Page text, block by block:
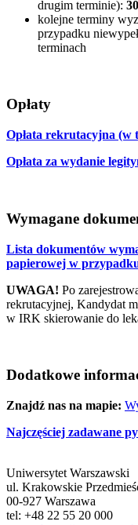
drugim terminie):
kolejne terminy
przypadku
terminach
Opłaty
Opłata rekrutacyjna (w
Opłata za wydanie
Wymagane
Lista dokumentów
papierowej w
UWAGA! Po
rekrutacyjnej, Kandydat
w IRK skierowanie do
Dodatkowe
Znajdź nas na mapie:
Najczęściej zadawane
Uniwersytet Warszawski
ul. Krakowskie
00-927 Warszawa
tel: +48 22 55 20 000